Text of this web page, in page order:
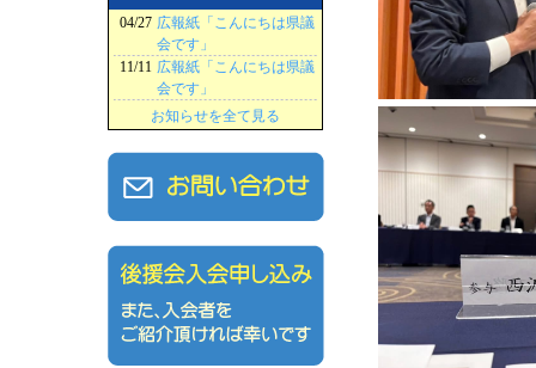
04/27 広報紙「こんにちは県議
会です」
11/11 広報紙「こんにちは県議
会です」
お知らせを全て見る